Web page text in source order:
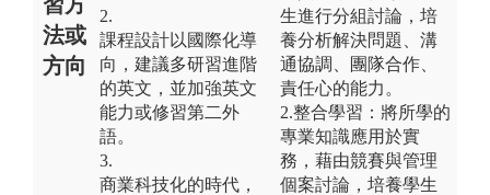
法或
方向
2.
課程設計以國際化導
向，建議多研習進階
的英文，並加強英文
能力或修習第二外
語。
3.
商業科技化的時代，
生進行分組討論，培
養分析解決問題、溝
通協調、團隊合作、
責任心的能力。
2.整合學習：將所學的
專業知識應用於實
務，藉由競賽與管理
個案討論，培養學生